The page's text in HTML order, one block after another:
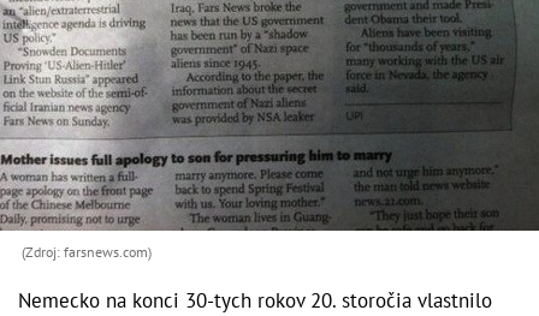
(Zdroj: farsnews.com)
Nemecko na konci 30-tych rokov 20. storočia vlastnilo